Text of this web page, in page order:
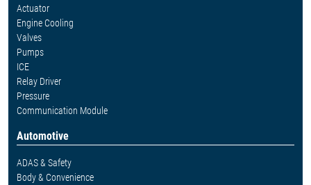
Actuator
Engine Cooling
Valves
Pumps
ICE
Relay Driver
Pressure
Communication Module
Automotive
ADAS & Safety
Body & Convenience